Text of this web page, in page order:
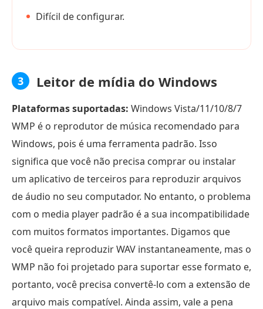
Difícil de configurar.
3 Leitor de mídia do Windows
Plataformas suportadas: Windows Vista/11/10/8/7
WMP é o reprodutor de música recomendado para
Windows, pois é uma ferramenta padrão. Isso
significa que você não precisa comprar ou instalar
um aplicativo de terceiros para reproduzir arquivos
de áudio no seu computador. No entanto, o problema
com o media player padrão é a sua incompatibilidade
com muitos formatos importantes. Digamos que
você queira reproduzir WAV instantaneamente, mas o
WMP não foi projetado para suportar esse formato e,
portanto, você precisa convertê-lo com a extensão de
arquivo mais compatível. Ainda assim, vale a pena